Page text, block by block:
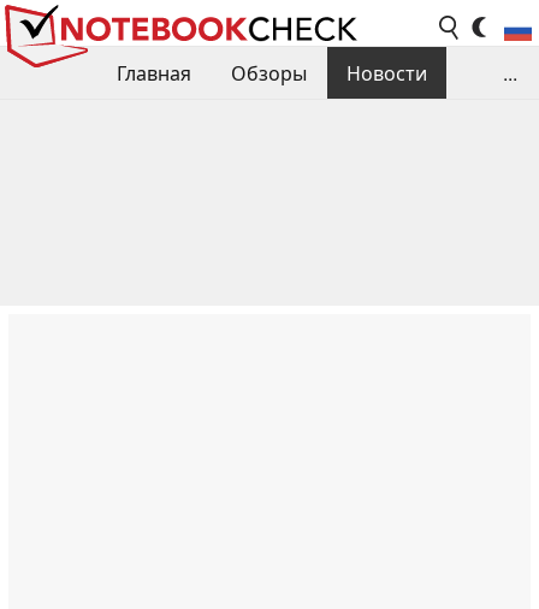
Главная Обзоры
Новости
...